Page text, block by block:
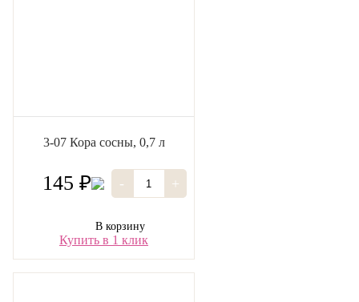
3-07 Кора сосны, 0,7 л
145 ₽ - +
В корзину
Купить в 1 клик